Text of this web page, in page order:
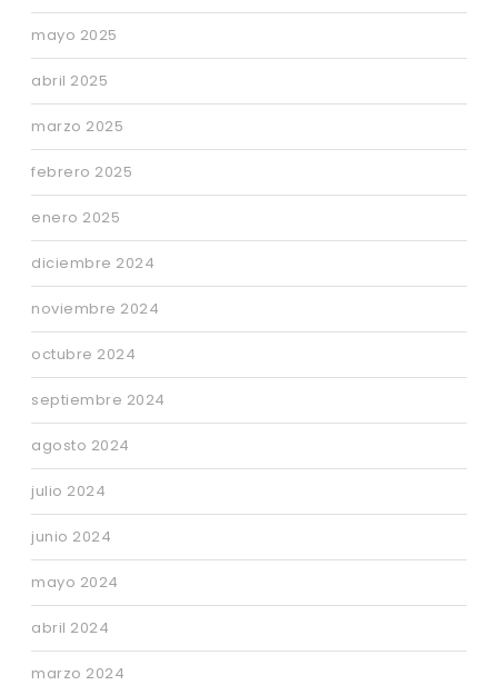
mayo 2025
abril 2025
marzo 2025
febrero 2025
enero 2025
diciembre 2024
noviembre 2024
octubre 2024
septiembre 2024
agosto 2024
julio 2024
junio 2024
mayo 2024
abril 2024
marzo 2024